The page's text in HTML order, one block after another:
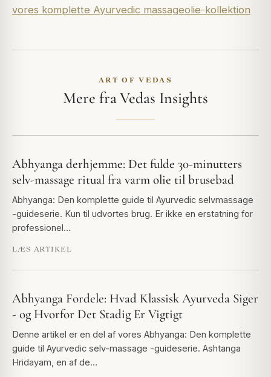
vores komplette Ayurvedic massageolie-kollektion
ART OF VEDAS
Mere fra Vedas Insights
Abhyanga derhjemme: Det fulde 30-minutters
selv-massage ritual fra varm olie til brusebad
Abhyanga: Den komplette guide til Ayurvedic selvmassage
-guideserie. Kun til udvortes brug. Er ikke en erstatning for
professionel…
LÆS ARTIKEL
Abhyanga Fordele: Hvad Klassisk Ayurveda Siger
- og Hvorfor Det Stadig Er Vigtigt
Denne artikel er en del af vores Abhyanga: Den komplette
guide til Ayurvedic selv-massage -guideserie. Ashtanga
Hridayam, en af de…